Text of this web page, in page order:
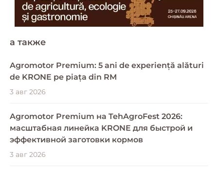
a также
Agromotor Premium: 5 ani de experiență alături
de KRONE pe piața din RM
3 авг 2026
Agromotor Premium на TehAgroFest 2026:
масштабная линейка KRONE для быстрой и
эффективной заготовки кормов
3 авг 2026